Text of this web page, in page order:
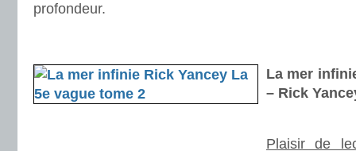
profondeur.
La mer
– Rick
Plaisir de